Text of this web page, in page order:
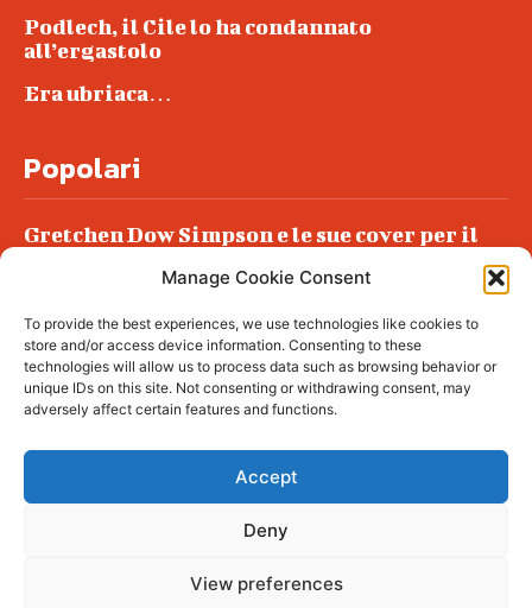
Manage Cookie Consent
To provide the best experiences, we use technologies like cookies to
store and/or access device information. Consenting to these
technologies will allow us to process data such as browsing behavior or
unique IDs on this site. Not consenting or withdrawing consent, may
adversely affect certain features and functions.
Accept
Deny
View preferences
Podlech, il Cile lo ha condannato
all’ergastolo
Era ubriaca…
Popolari
Gretchen Dow Simpson e le sue cover per il
Podlech, il Cile lo ha condannato
all’ergastolo
Era ubriaca…
© tagDiv - All rights reserved. Made with
complete News Portal about living, lifestyle,
fashion and wellness. Take your time and